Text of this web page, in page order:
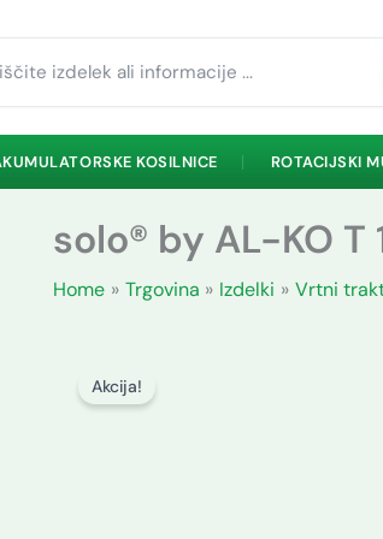
KOSILNICE ROTACIJSKI
solo® by AL-KO T
Home Trgovina Izdelki Vrtni
Akcija!